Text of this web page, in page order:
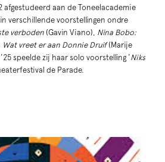
afgestudeerd aan de Toneelacademie
verschillende voorstellingen ondre
verboden (Gavin Viano), Nina Bobo:
Wat vreet er aan Donnie Druif(Marije
speelde zij haar solo voorstelling ’Niks
de Parade.